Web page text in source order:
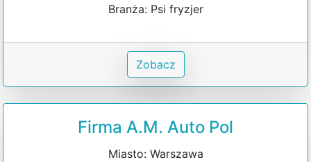
Branża: Psi fryzjer
Zobacz
Firma A.M. Auto Pol
Miasto: Warszawa